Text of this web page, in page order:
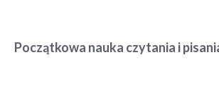
Początkowa nauka czytania i